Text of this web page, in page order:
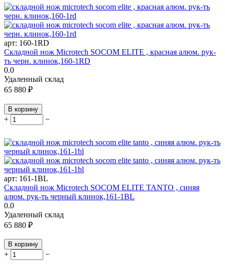
арт: 160-1RD
Складной нож Microtech SOCOM ELITE , красная алюм. рук-
ть черн. клинок,160-1RD
0.0
Удаленный склад
65 880 ₽
В корзину
+ −
арт: 161-1BL
Складной нож Microtech SOCOM ELITE TANTO , синяя
алюм. рук-ть черный клинок,161-1BL
0.0
Удаленный склад
65 880 ₽
В корзину
+ −